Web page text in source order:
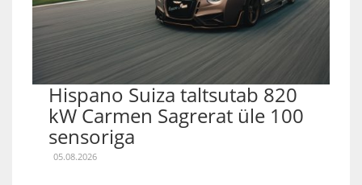
Hispano Suiza taltsutab 820
kW Carmen Sagrerat üle 100
sensoriga
05.08.2026